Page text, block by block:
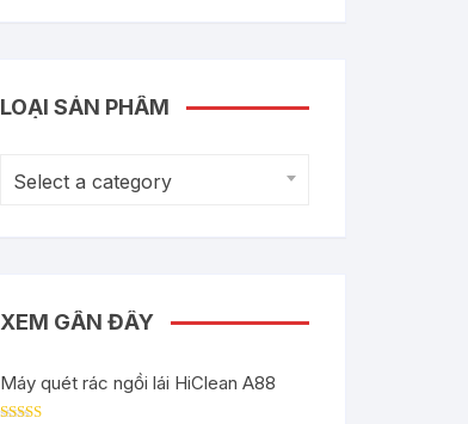
LOẠI SẢN PHẨM
Select a category
XEM GẦN ĐÂY
Máy quét rác ngồi lái HiClean A88